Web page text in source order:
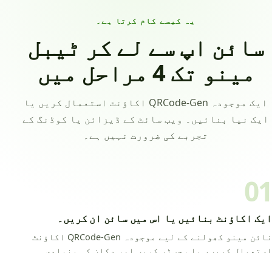
یہ کیسے کام کرتا ہے۔
سائن اپ سے لے کر ٹیبل
مینو تک 4 مراحل میں
ایک موجودہ QRCode-Gen اکاؤنٹ استعمال کریں یا
ایک نیا بنائیں۔ ویب سائٹ کے ڈیزائن یا کوڈنگ کے
تجربے کی ضرورت نہیں ہے۔
01
ایک اکاؤنٹ بنائیں یا اس میں سائن ان کریں۔
نائن مینو کھولنے کے لیے موجودہ QRCode-Gen اکاؤنٹ
استعمال کریں، یا رجسٹر کریں اور دکان کی بنیادی